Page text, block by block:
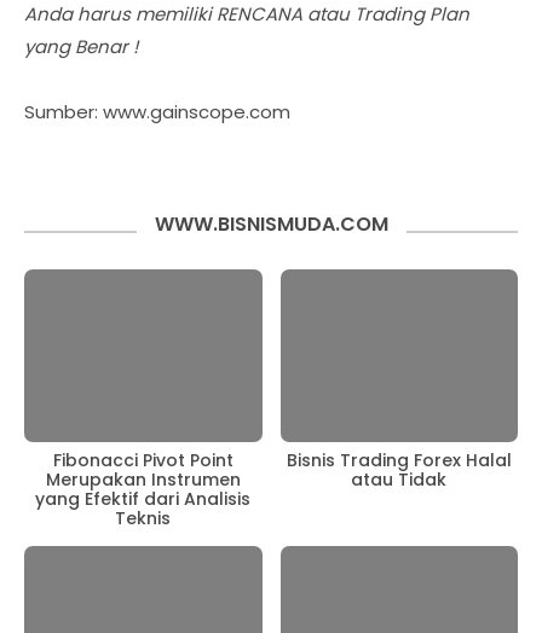
Anda harus memiliki RENCANA atau Trading Plan
yang Benar !
Sumber: www.gainscope.com
WWW.BISNISMUDA.COM
Fibonacci Pivot Point
Merupakan Instrumen
yang Efektif dari Analisis
Teknis
Bisnis Trading Forex Halal
atau Tidak